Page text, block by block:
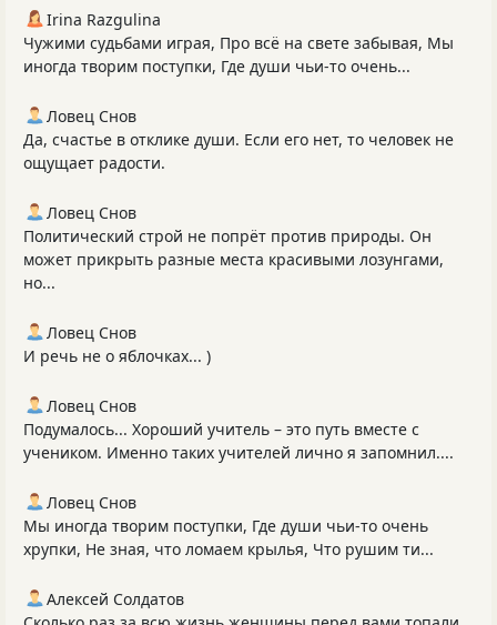
Irina Razgulina
Чужими судьбами играя, Про всё на свете забывая, Мы
иногда творим поступки, Где души чьи-то очень...
Ловец Снов
Да, счастье в отклике души. Если его нет, то человек не
ощущает радости.
Ловец Снов
Политический строй не попрёт против природы. Он
может прикрыть разные места красивыми лозунгами,
но...
Ловец Снов
И речь не о яблочках... )
Ловец Снов
Подумалось... Хороший учитель – это путь вместе с
учеником. Именно таких учителей лично я запомнил....
Ловец Снов
Мы иногда творим поступки, Где души чьи-то очень
хрупки, Не зная, что ломаем крылья, Что рушим ти...
Алексей Солдатов